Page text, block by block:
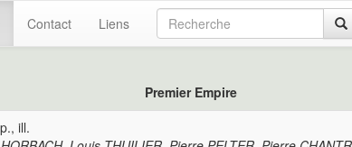
Contact Liens
Premier Empire
ill.